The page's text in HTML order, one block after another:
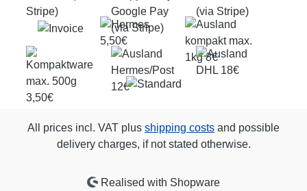
All prices incl. VAT plus shipping costs and possible
delivery charges, if not stated otherwise.
Realised with Shopware